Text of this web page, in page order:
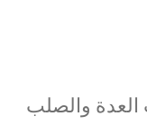
العدة والصلب